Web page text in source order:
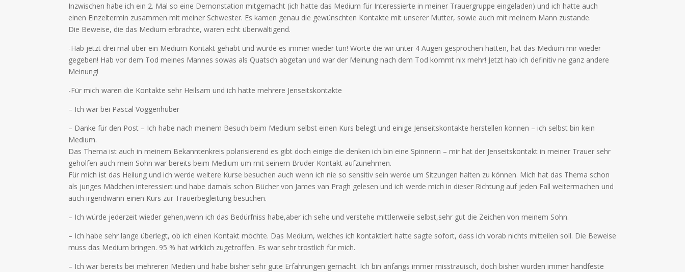
Inzwischen habe ich ein 2. Mal so eine Demonstation mitgemacht (ich hatte das Medium für Interessierte in meiner Trauergruppe eingeladen) und ich hatte auch
einen Einzeltermin zusammen mit meiner Schwester. Es kamen genau die gewünschten Kontakte mit unserer Mutter, sowie auch mit meinem Mann zustande.
Die Beweise, die das Medium erbrachte, waren echt überwältigend.
-Hab jetzt drei mal über ein Medium Kontakt gehabt und würde es immer wieder tun! Worte die wir unter 4 Augen gesprochen hatten, hat das Medium mir wieder
gegeben! Hab vor dem Tod meines Mannes sowas als Quatsch abgetan und war der Meinung nach dem Tod kommt nix mehr! Jetzt hab ich definitiv ne ganz andere
Meinung!
-Für mich waren die Kontakte sehr Heilsam und ich hatte mehrere Jenseitskontakte
– Ich war bei Pascal Voggenhuber
– Danke für den Post – Ich habe nach meinem Besuch beim Medium selbst einen Kurs belegt und einige Jenseitskontakte herstellen können – ich selbst bin kein
Medium.
Das Thema ist auch in meinem Bekanntenkreis polarisierend es gibt doch einige die denken ich bin eine Spinnerin – mir hat der Jenseitskontakt in meiner Trauer sehr
geholfen auch mein Sohn war bereits beim Medium um mit seinem Bruder Kontakt aufzunehmen.
Für mich ist das Heilung und ich werde weitere Kurse besuchen auch wenn ich nie so sensitiv sein werde um Sitzungen halten zu können. Mich hat das Thema schon
als junges Mädchen interessiert und habe damals schon Bücher von James van Pragh gelesen und ich werde mich in dieser Richtung auf jeden Fall weitermachen und
auch irgendwann einen Kurs zur Trauerbegleitung besuchen.
– Ich würde jederzeit wieder gehen,wenn ich das Bedürfniss habe,aber ich sehe und verstehe mittlerweile selbst,sehr gut die Zeichen von meinem Sohn.
– Ich habe sehr lange überlegt, ob ich einen Kontakt möchte. Das Medium, welches ich kontaktiert hatte sagte sofort, dass ich vorab nichts mitteilen soll. Die Beweise
muss das Medium bringen. 95 % hat wirklich zugetroffen. Es war sehr tröstlich für mich.
– Ich war bereits bei mehreren Medien und habe bisher sehr gute Erfahrungen gemacht. Ich bin anfangs immer misstrauisch, doch bisher wurden immer handfeste